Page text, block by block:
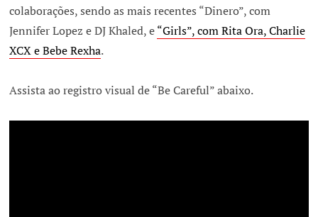
colaborações, sendo as mais recentes “Dinero”, com
Jennifer Lopez e DJ Khaled, e“Girls”, com Rita Ora, Charlie
XCX e Bebe Rexha.
Assista ao registro visual de “Be Careful” abaixo.